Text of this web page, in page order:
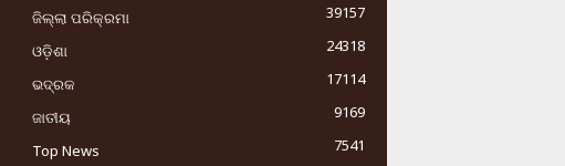
ଜିଲ୍ଲା ପରିକ୍ରମା
39157
ଓଡ଼ିଶା
24318
ଭଦ୍ରକ
17114
ଜାତୀୟ
9169
Top News
7541